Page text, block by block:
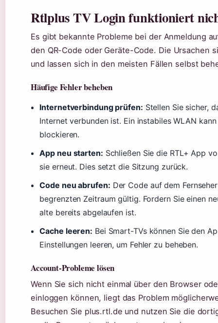
Rtlplus TV Login funktioniert
Es gibt bekannte Probleme bei der Anmeldung
den QR-Code oder Geräte-Code. Die Ursachen
und lassen sich in den meisten Fällen selbst
Häufige Fehler beheben
Internetverbindung prüfen: Stellen Sie sicher,
Internet verbunden ist. Ein instabiles WLAN
blockieren.
App neu starten: Schließen Sie die RTL+ App
sie erneut. Dies setzt die Sitzung zurück.
Code neu abrufen: Der Code auf dem
begrenzten Zeitraum gültig. Fordern Sie einen
alte bereits abgelaufen ist.
Cache leeren: Bei Smart-TVs können Sie den
Einstellungen leeren, um Fehler zu beheben.
Account-Probleme lösen
Wenn Sie sich nicht einmal über den Browser
einloggen können, liegt das Problem
Besuchen Sie plus.rtl.de und nutzen Sie die